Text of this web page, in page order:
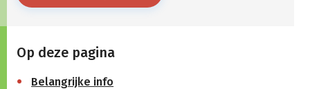
Op deze pagina
Belangrijke info